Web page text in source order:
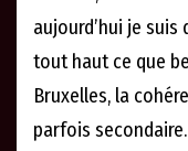
aujourd’hui je suis
tout haut ce que
Bruxelles, la
parfois